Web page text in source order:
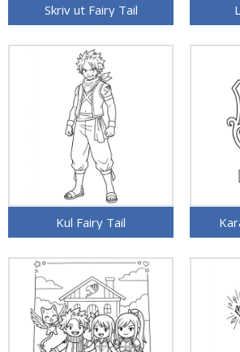
Skriv ut Fairy Tail
Kul Fairy Tail